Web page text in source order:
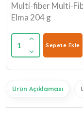
Multi-fiber Multi-
Elma 204 g
1 Sepete Ekle
Ürün Açıklaması